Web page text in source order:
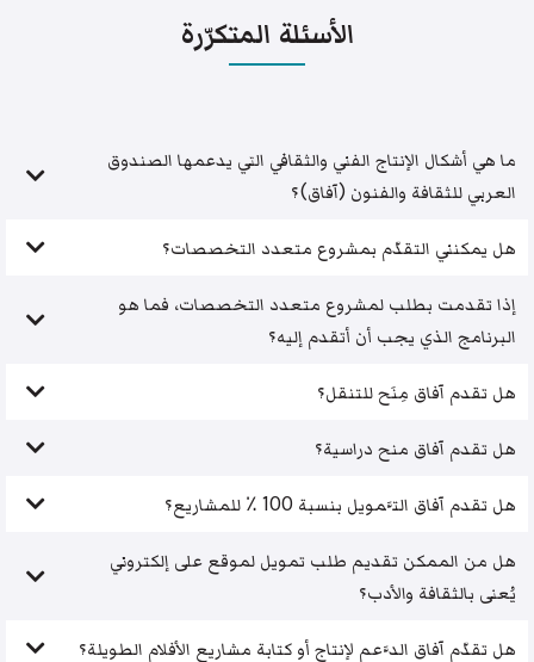
الأسئلة المتكرّرة
ما هي أشكال الإنتاج الفني والثقافي التي يدعمها الصندوق
العربي للثقافة والفنون (آفاق)؟
هل يمكنني التقدّم بمشروع متعدد التخصصات؟
إذا تقدمت بطلب لمشروع متعدد التخصصات، فما هو
البرنامج الذي يجب أن أتقدم إليه؟
هل تقدم آفاق مِنَح للتنقل؟
هل تقدم آفاق منح دراسية؟
هل تقدم آفاق التَّمويل بنسبة 100 ٪ للمشاريع؟
هل من الممكن تقديم طلب تمويل لموقع على إلكتروني
يُعنى بالثقافة والأدب؟
هل تقدّم آفاق الدَّعم لإنتاج أو كتابة مشاريع الأفلام الطويلة؟